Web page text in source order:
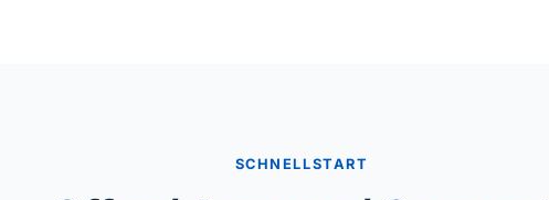
SCHNELLSTART